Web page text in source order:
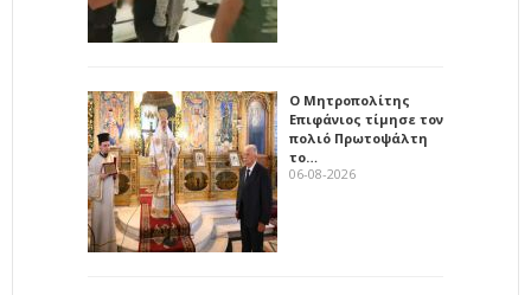
Ο Μητροπολίτης
Επιφάνιος τίμησε τον
πολιό Πρωτοψάλτη
το…
06-08-2026